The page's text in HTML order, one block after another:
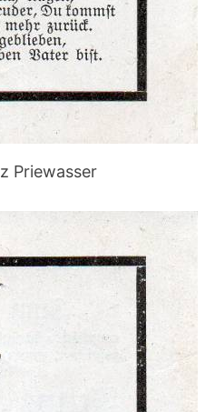
Priewasser